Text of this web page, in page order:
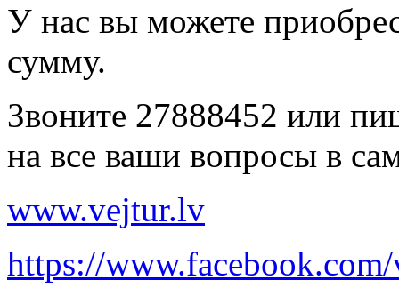
У нас вы можете
сумму.
Звоните 27888452 или
на все ваши вопросы в
www.vejtur.lv
https://